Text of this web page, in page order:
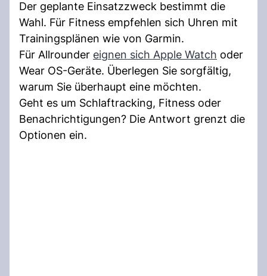
Der geplante Einsatzzweck bestimmt die
Wahl. Für Fitness empfehlen sich Uhren mit
Trainingsplänen wie von Garmin.
Für Allrounder eignen sich Apple Watch oder
Wear OS-Geräte. Überlegen Sie sorgfältig,
warum Sie überhaupt eine möchten.
Geht es um Schlaftracking, Fitness oder
Benachrichtigungen? Die Antwort grenzt die
Optionen ein.